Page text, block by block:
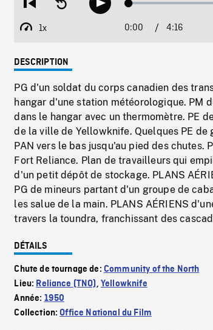
Restart
beginning
Seek
backwardPlay Loaded:
1x
Playback
Current
0:00 / 4:16
DESCRIPTION
PG d'un soldat du corps canadien des
hangar d'une station météorologique. PM
dans le hangar avec un thermomètre. PE
de la ville de Yellowknife. Quelques PE de
PAN vers le bas jusqu'au pied des chutes.
Fort Reliance. Plan de travailleurs qui
d'un petit dépôt de stockage. PLANS
PG de mineurs partant d'un groupe de
les salue de la main. PLANS AÉRIENS
travers la toundra, franchissant des
DÉTAILS
Chute de tournage de: Community of the North
Lieu: Reliance (TNO), Yellowknife
Année: 1950
Collection:Office National du Film